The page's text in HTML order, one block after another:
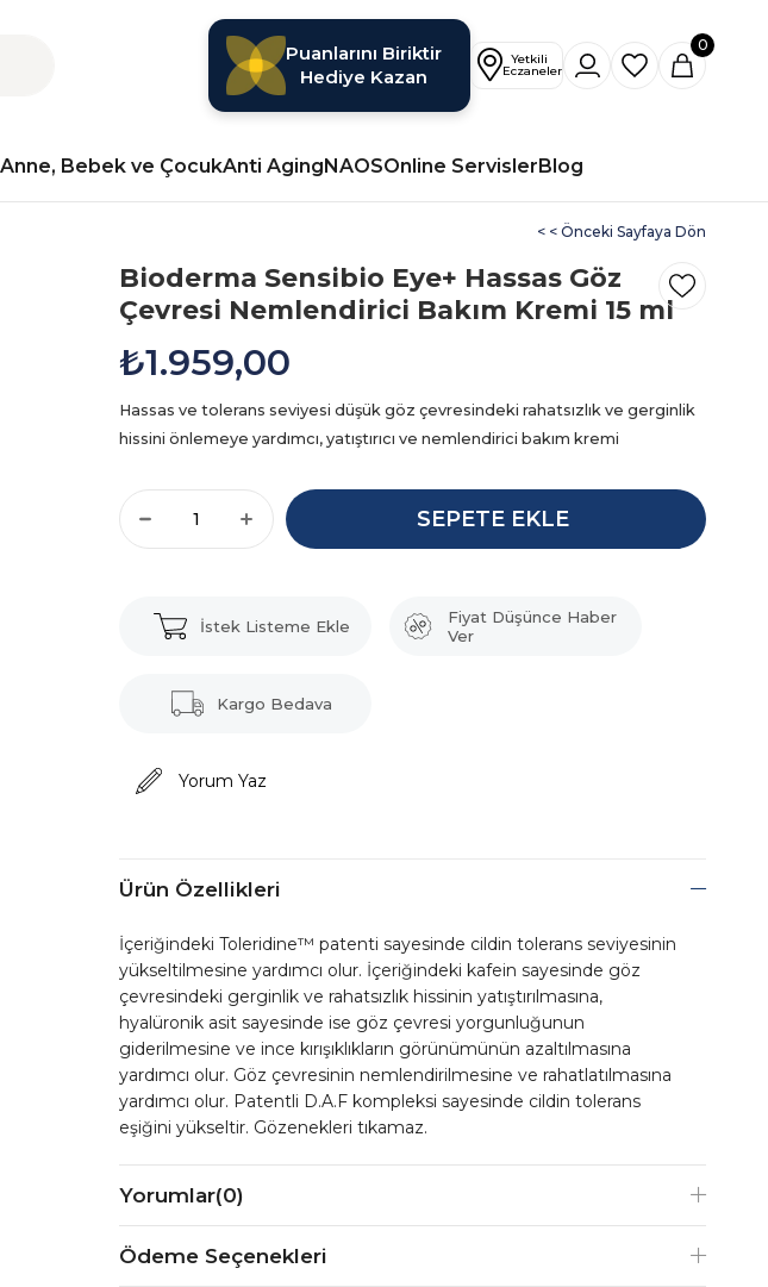
Puanlarını Biriktir
Hediye Kazan
0
Anne, Bebek ve ÇocukAnti AgingNAOSOnline ServislerBlog
< < Önceki Sayfaya Dön
Bioderma Sensibio Eye+ Hassas Göz
Çevresi Nemlendirici Bakım Kremi 15 ml
₺1.959,00
Hassas ve tolerans seviyesi düşük göz çevresindeki rahatsızlık ve gerginlik
hissini önlemeye yardımcı, yatıştırıcı ve nemlendirici bakım kremi
İstek Listeme Ekle
Fiyat Düşünce Haber
Ver
Kargo Bedava
Yorum Yaz
Ürün Özellikleri
İçeriğindeki Toleridine™ patenti sayesinde cildin tolerans seviyesinin
yükseltilmesine yardımcı olur. İçeriğindeki kafein sayesinde göz
çevresindeki gerginlik ve rahatsızlık hissinin yatıştırılmasına,
hyalüronik asit sayesinde ise göz çevresi yorgunluğunun
giderilmesine ve ince kırışıklıkların görünümünün azaltılmasına
yardımcı olur. Göz çevresinin nemlendirilmesine ve rahatlatılmasına
yardımcı olur. Patentli D.A.F kompleksi sayesinde cildin tolerans
eşiğini yükseltir. Gözenekleri tıkamaz.
Yorumlar(0)
Ödeme Seçenekleri